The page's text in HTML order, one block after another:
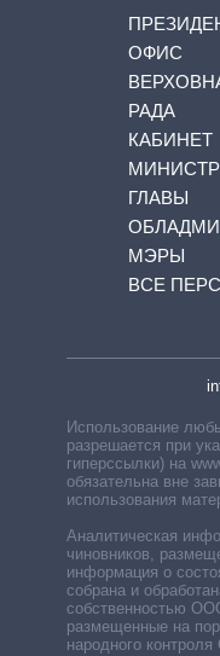
ОФИС
РАДА
КАБИНЕТ
ГЛАВЫ
МЭРЫ
ВСЕ
Использование
разрешается при
гиперссылки) на
обязательна вне
использования
Аналитическая
чиновников,
информация о
собрана и
собственностью
размещенные на
народного